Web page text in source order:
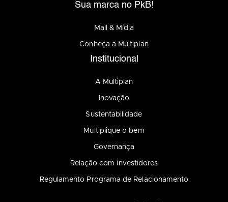
Sua marca no PkB!
Mall & Mídia
Conheça a Multiplan
Institucional
A Multiplan
Inovação
Sustentabilidade
Multiplique o bem
Governança
Relação com investidores
Regulamento Programa de Relacionamento